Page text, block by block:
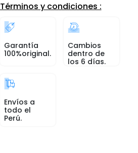
Términos y condiciones :
Garantía
100%original.
Cambios
dentro de
los 6 días.
Envíos a
todo el
Perú.